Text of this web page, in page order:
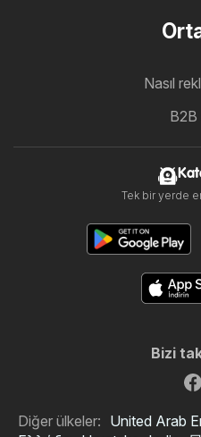
Nasıl
B2B
Tek bir yerde
Bizi
Diğer ülkeler: United Arab